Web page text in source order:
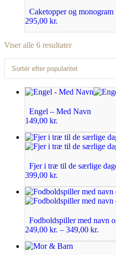
Caketopper og monogram
295,00 kr.
Viser alle 6 resultater
Engel – Med Navn
149,00 kr.
Fjer i træ til de særlige
399,00 kr.
Fodboldspiller med navn
249,00 kr. – 349,00 kr.